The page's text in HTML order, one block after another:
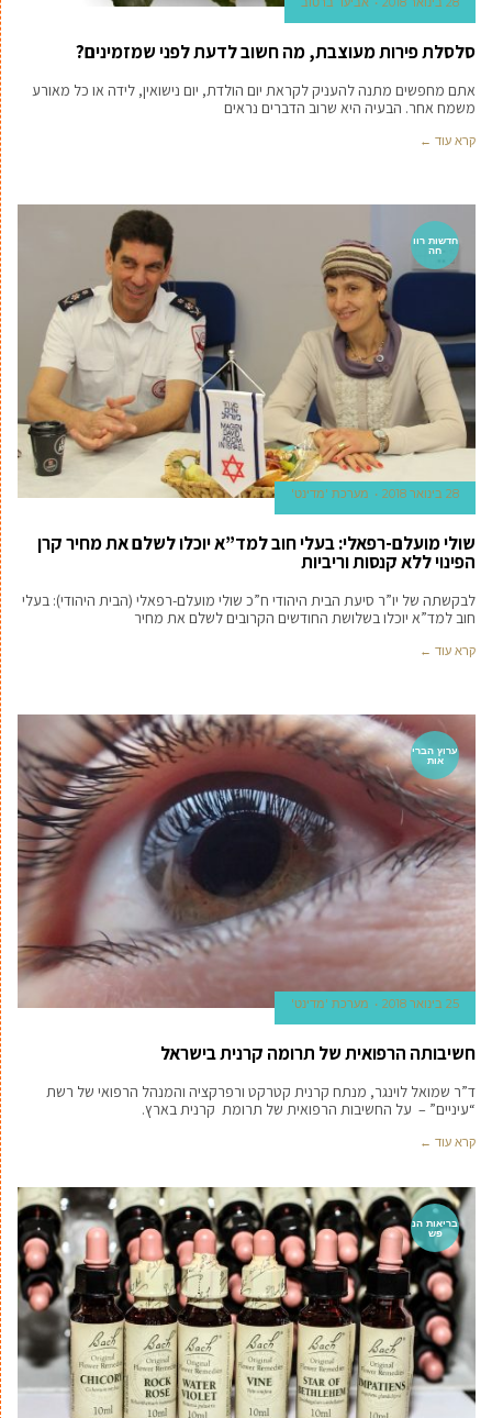
סלסלת פירות מעוצבת, מה חשוב לדעת לפני שמזמינים?
אתם מחפשים מתנה להעניק לקראת יום הולדת, יום נישואין, לידה או כל מאורע
משמח אחר. הבעיה היא שרוב הדברים נראים
קרא עוד ←
חדשות רוו
חה
28 בינואר 2018 מערכת 'מדינט'
שולי מועלם-רפאלי: בעלי חוב למד”א יוכלו לשלם את מחיר קרן
הפינוי ללא קנסות וריביות
לבקשתה של יו”ר סיעת הבית היהודי ח”כ שולי מועלם-רפאלי (הבית היהודי): בעלי
חוב למד”א יוכלו בשלושת החודשים הקרובים לשלם את מחיר
קרא עוד ←
ערוץ הברי
אות
25 בינואר 2018 מערכת 'מדינט'
חשיבותה הרפואית של תרומה קרנית בישראל
ד”ר שמואל לוינגר, מנתח קרנית קטרקט ורפרקציה והמנהל הרפואי של רשת
“עיניים” – על החשיבות הרפואית של תרומת קרנית בארץ.
קרא עוד ←
בריאות הנ
פש